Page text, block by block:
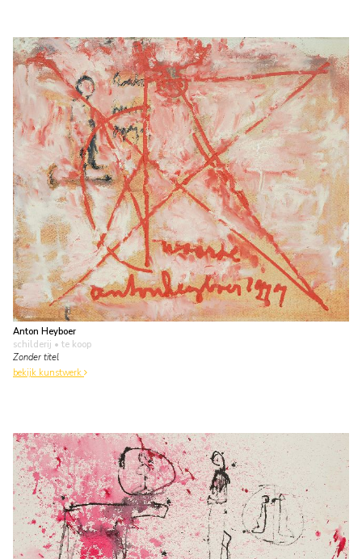
Anton Heyboer
schilderij • te koop
Zonder titel
bekijk kunstwerk